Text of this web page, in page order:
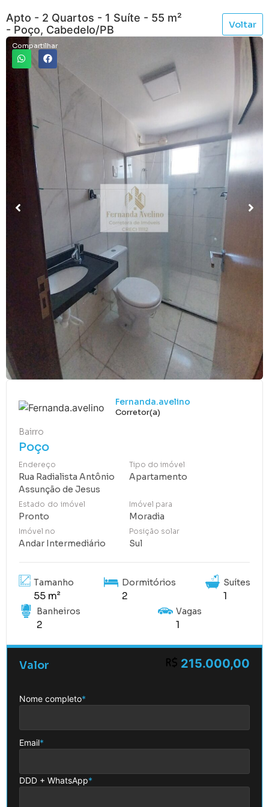
Apto - 2 Quartos - 1 Suíte - 55 m²
- Poço, Cabedelo/PB
Voltar
Compartilhar
Fernanda.avelino
Corretor(a)
Bairro
Poço
Endereço
Rua Radialista Antônio
Assunção de Jesus
Tipo do imóvel
Apartamento
Estado do imóvel
Pronto
Imóvel para
Moradia
Imóvel no
Andar Intermediário
Posição solar
Sul
Tamanho
55 m²
Dormitórios
2
Suítes
1
Banheiros
2
Vagas
1
Valor 215.000,00
Nome completo*
Email*
DDD + WhatsApp*